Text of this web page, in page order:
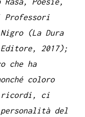
Professori
(La Dura
Editore, 2017);
che ha
coloro
ricordi, ci
del